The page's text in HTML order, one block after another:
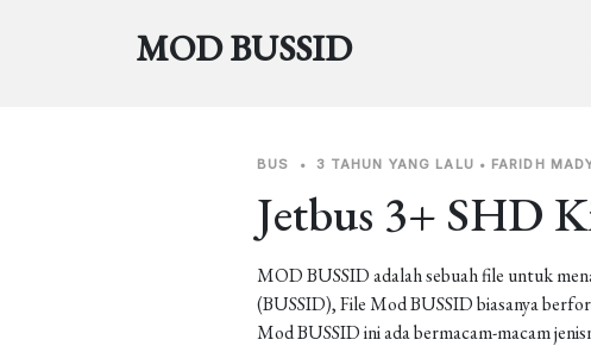
MOD BUSSID
BUS • 3 TAHUN YANG LALU • FARIDH
Jetbus 3+ SHD
MOD BUSSID adalah sebuah file untuk
(BUSSID), File Mod BUSSID biasanya
Mod BUSSID ini ada bermacam-macam